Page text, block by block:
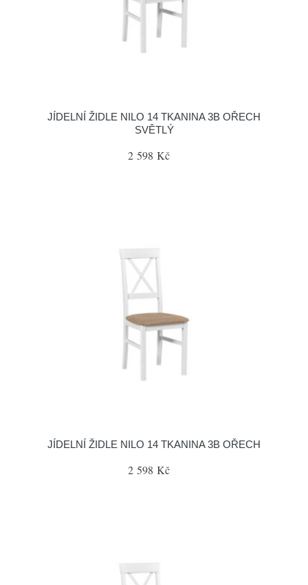
JÍDELNÍ ŽIDLE NILO 14 TKANINA 3B OŘECH
SVĚTLÝ
2 598 Kč
JÍDELNÍ ŽIDLE NILO 14 TKANINA 3B OŘECH
2 598 Kč